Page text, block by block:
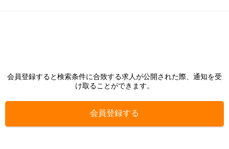
会員登録すると検索条件に合致する求人が公開された際、通知を受
け取ることができます。
会員登録する